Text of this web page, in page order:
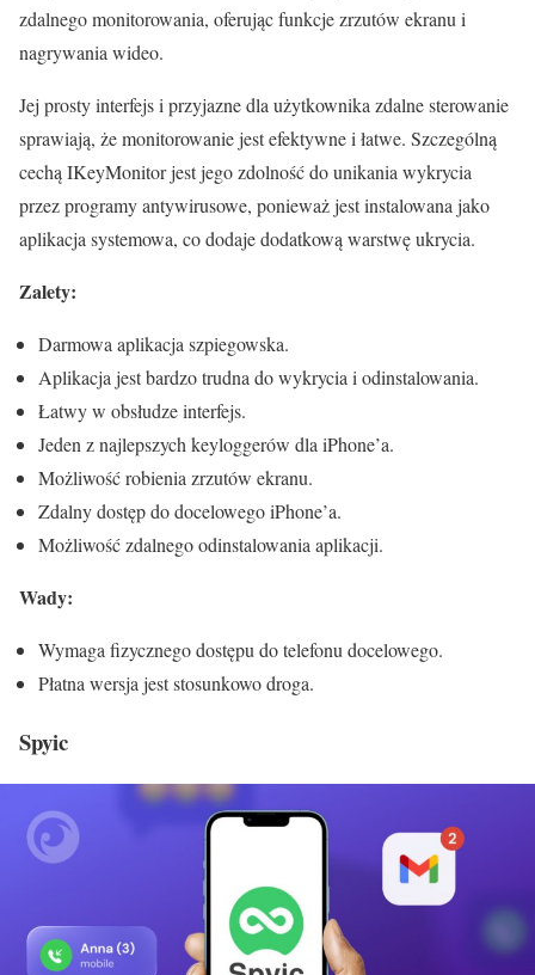
zdalnego monitorowania, oferując funkcje zrzutów ekranu i
nagrywania wideo.
Jej prosty interfejs i przyjazne dla użytkownika zdalne sterowanie
sprawiają, że monitorowanie jest efektywne i łatwe. Szczególną
cechą IKeyMonitor jest jego zdolność do unikania wykrycia
przez programy antywirusowe, ponieważ jest instalowana jako
aplikacja systemowa, co dodaje dodatkową warstwę ukrycia.
Zalety:
Darmowa aplikacja szpiegowska.
Aplikacja jest bardzo trudna do wykrycia i odinstalowania.
Łatwy w obsłudze interfejs.
Jeden z najlepszych keyloggerów dla iPhone’a.
Możliwość robienia zrzutów ekranu.
Zdalny dostęp do docelowego iPhone’a.
Możliwość zdalnego odinstalowania aplikacji.
Wady:
Wymaga fizycznego dostępu do telefonu docelowego.
Płatna wersja jest stosunkowo droga.
Spyic